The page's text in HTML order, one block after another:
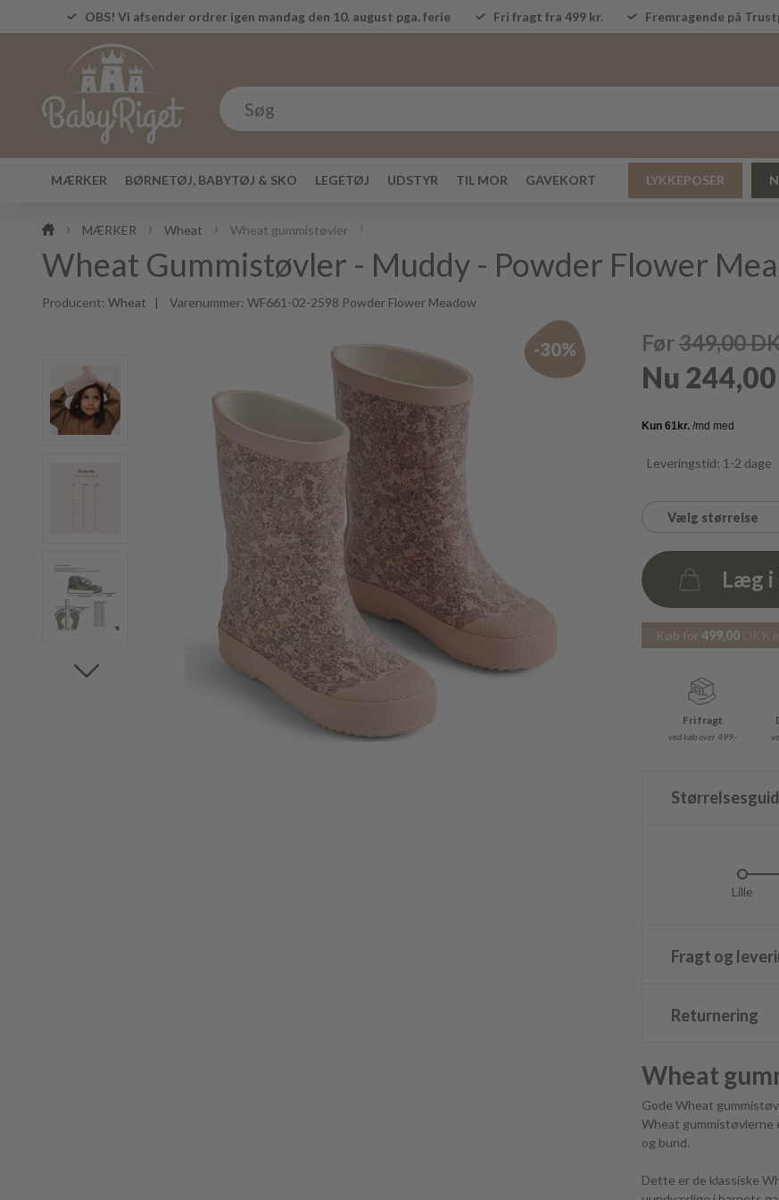
OBS! Vi afsender ordrer igen mandag den 10. august pga. ferie Fri fragt fra 499 kr. Fremragende på
MÆRKER BØRNETØJ, BABYTØJ & SKO LEGETØJ UDSTYR TIL MOR GAVEKORT LYKKEPOSER
MÆRKER Wheat Wheat gummistøvler
Wheat Gummistøvler - Muddy - Powder Flower
Producent: Wheat | Varenummer: WF661-02-2598 Powder Flower Meadow
-30% Før349,00
Nu 244,00
Leveringstid: 1-2 dage
Vælg størrelse
Antal
Læg i
Køb for499,00 DKK
Fri fragt
ved køb over 499,-
Lille
Fragt og
Returnering
Wheat
Gode Wheat
Wheat gummistøvlerne
og bund.
Dette er de klassiske